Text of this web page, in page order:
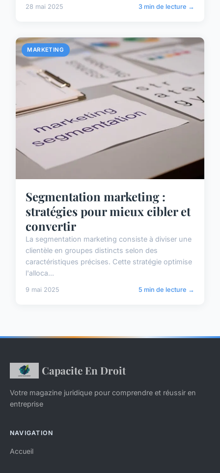
28 mai 2025 3 min de lecture →
MARKETING
Segmentation marketing :
stratégies pour mieux cibler et
convertir
La segmentation marketing consiste à diviser une
clientèle en groupes distincts selon des
caractéristiques précises. Cette stratégie optimise
l'alloca...
9 mai 2025 5 min de lecture →
Capacite En Droit
Votre magazine juridique pour comprendre et réussir en
entreprise
NAVIGATION
Accueil